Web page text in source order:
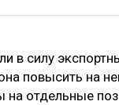
в силу
повысить на
отдельные